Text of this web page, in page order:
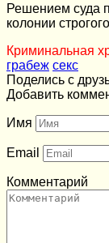
Решением суда
колонии
Криминальная
грабеж секс
Поделись с
Добавить
Имя
Email
Комментарий